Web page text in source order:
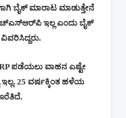
ಬೈಕ್ ಮಾರಾಟ ಮಾಡುತ್ತೇನೆ
ಇಲ್ಲ ಎಂದು ಬೈಕ್
ವಿವರಿಸಿದ್ದರು.
ಪಡೆಯಲು ವಾಹನ ಎಷ್ಟೇ
25 ವರ್ಷಕ್ಕಿಂತ ಹಳೆಯ